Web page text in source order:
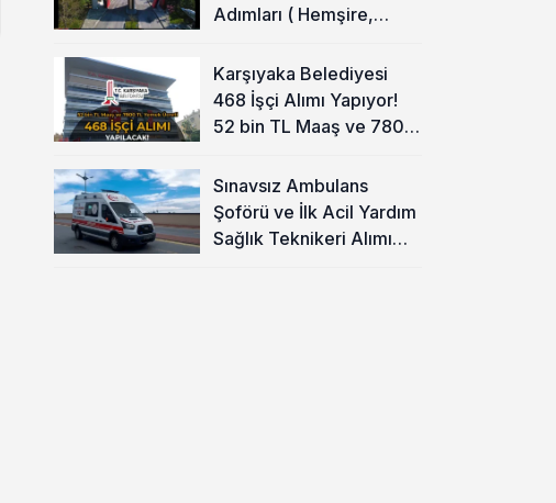
Adımları ( Hemşire,
Karşıyaka Belediyesi
468 İşçi Alımı Yapıyor!
52 bin TL Maaş ve 7800
Sınavsız Ambulans
Şoförü ve İlk Acil Yardım
Sağlık Teknikeri Alımı